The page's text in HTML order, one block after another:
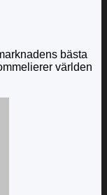
bästa
världen